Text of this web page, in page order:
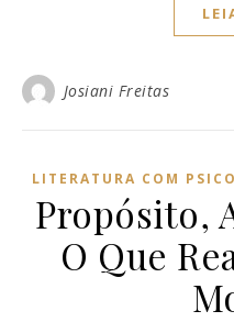
Josiani Freitas
LITERATURA COM
Propósito,
O Que